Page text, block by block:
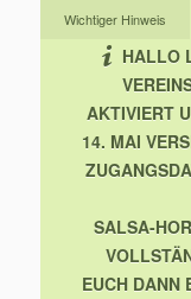
Wichtiger Hinweis
HALLO
AKTIVIERT
14. MAI
SALSA-
EUCH DANN